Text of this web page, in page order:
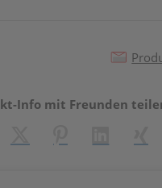
Info mit Freunden